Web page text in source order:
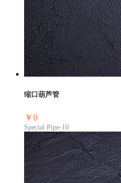
缩口葫芦管
￥0
Special Pipe-10